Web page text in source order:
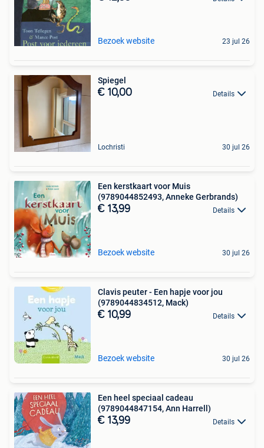
Bezoek website 23 jul 26
Spiegel
€ 10,00 Details
Lochristi 30 jul 26
Een kerstkaart voor Muis
(9789044852493, Anneke Gerbrands)
€ 13,99 Details
Bezoek website 30 jul 26
Clavis peuter - Een hapje voor jou
(9789044834512, Mack)
€ 10,99 Details
Bezoek website 30 jul 26
Een heel speciaal cadeau
(9789044847154, Ann Harrell)
€ 13,99 Details